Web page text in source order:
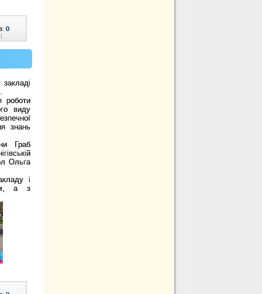
0
|
роботи
виду
знань
Граб
Ольга
і
а з